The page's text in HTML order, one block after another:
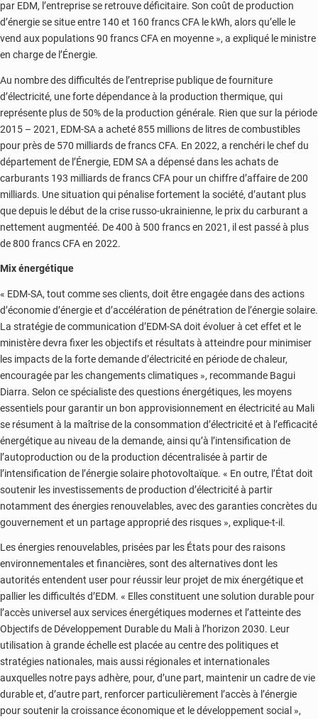
par EDM, l’entreprise se retrouve déficitaire. Son coût de production
d’énergie se situe entre 140 et 160 francs CFA le kWh, alors qu’elle le
vend aux populations 90 francs CFA en moyenne », a expliqué le ministre
en charge de l’Énergie.
Au nombre des difficultés de l’entreprise publique de fourniture
d’électricité, une forte dépendance à la production thermique, qui
représente plus de 50% de la production générale. Rien que sur la période
2015 – 2021, EDM-SA a acheté 855 millions de litres de combustibles
pour près de 570 milliards de francs CFA. En 2022, a renchéri le chef du
département de l’Énergie, EDM SA a dépensé dans les achats de
carburants 193 milliards de francs CFA pour un chiffre d’affaire de 200
milliards. Une situation qui pénalise fortement la société, d’autant plus
que depuis le début de la crise russo-ukrainienne, le prix du carburant a
nettement augmentéé. De 400 à 500 francs en 2021, il est passé à plus
de 800 francs CFA en 2022.
Mix énergétique
« EDM-SA, tout comme ses clients, doit être engagée dans des actions
d’économie d’énergie et d’accélération de pénétration de l’énergie solaire.
La stratégie de communication d’EDM-SA doit évoluer à cet effet et le
ministère devra fixer les objectifs et résultats à atteindre pour minimiser
les impacts de la forte demande d’électricité en période de chaleur,
encouragée par les changements climatiques », recommande Bagui
Diarra. Selon ce spécialiste des questions énergétiques, les moyens
essentiels pour garantir un bon approvisionnement en électricité au Mali
se résument à la maîtrise de la consommation d’électricité et à l’efficacité
énergétique au niveau de la demande, ainsi qu’à l’intensification de
l’autoproduction ou de la production décentralisée à partir de
l’intensification de l’énergie solaire photovoltaïque. « En outre, l’État doit
soutenir les investissements de production d’électricité à partir
notamment des énergies renouvelables, avec des garanties concrètes du
gouvernement et un partage approprié des risques », explique-t-il.
Les énergies renouvelables, prisées par les États pour des raisons
environnementales et financières, sont des alternatives dont les
autorités entendent user pour réussir leur projet de mix énergétique et
pallier les difficultés d’EDM. « Elles constituent une solution durable pour
l’accès universel aux services énergétiques modernes et l’atteinte des
Objectifs de Développement Durable du Mali à l’horizon 2030. Leur
utilisation à grande échelle est placée au centre des politiques et
stratégies nationales, mais aussi régionales et internationales
auxquelles notre pays adhère, pour, d’une part, maintenir un cadre de vie
durable et, d’autre part, renforcer particulièrement l’accès à l’énergie
pour soutenir la croissance économique et le développement social »,